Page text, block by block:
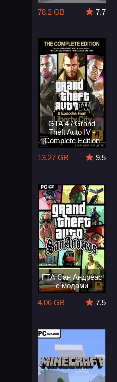
78.2 GB
7.7
GTA 4 / Grand
Theft Auto IV -
Complete Edition
13.27 GB
9.5
ГТА Сан Андреас
с модами
4.06 GB
7.5